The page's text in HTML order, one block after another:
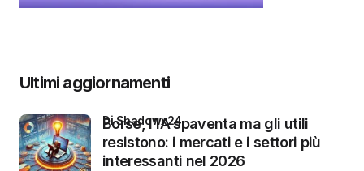
Ultimi aggiornamenti
Borse, l’IA spaventa ma gli utili
resistono: i mercati e i settori più
interessanti nel 2026
di Shadowx24